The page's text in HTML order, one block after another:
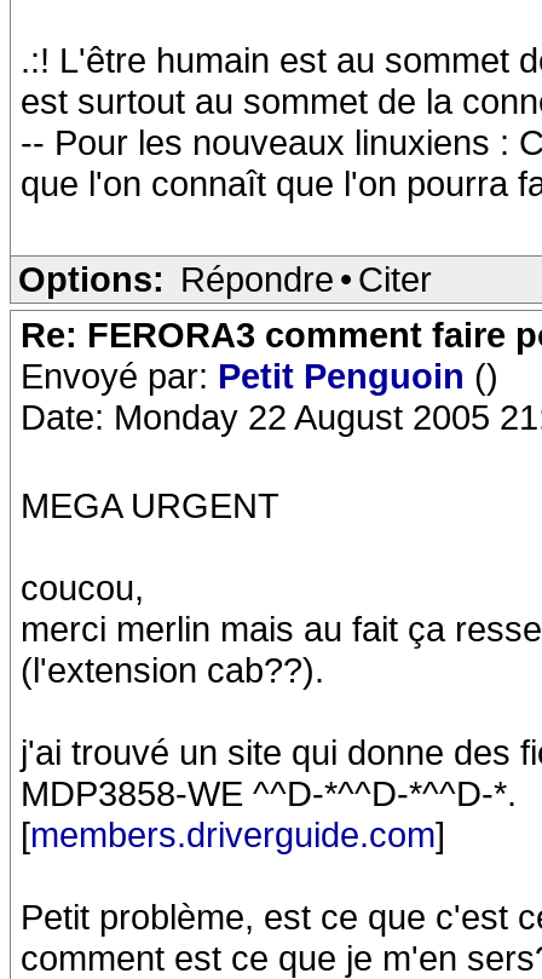
.:! L'être humain est au sommet
est surtout au sommet de la
-- Pour les nouveaux linuxiens :
que l'on connaît que l'on pourra
Options: Répondre • Citer
Re: FERORA3 comment faire
Envoyé par: Petit Penguoin ()
Date: Monday 22 August 2005
MEGA URGENT
coucou,
merci merlin mais au fait ça
(l'extension cab??).
j'ai trouvé un site qui donne des
MDP3858-WE ^^D-*^^D-*^^D-*.
[members.driverguide.com]
Petit problème, est ce que c'est
comment est ce que je m'en